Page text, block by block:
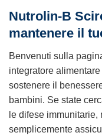
Nutrolin-B
mantenere il
Benvenuti sulla
integratore
sostenere il
bambini. Se state
le difese immunitarie,
semplicemente